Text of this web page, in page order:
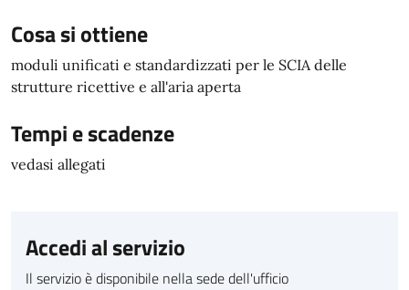
Cosa si ottiene
moduli unificati e standardizzati per le SCIA delle
strutture ricettive e all'aria aperta
Tempi e scadenze
vedasi allegati
Accedi al servizio
Il servizio è disponibile nella sede dell'ufficio